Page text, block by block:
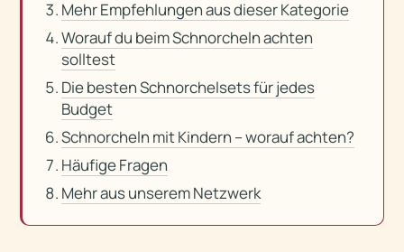
Mehr Empfehlungen aus dieser Kategorie
Worauf du beim Schnorcheln achten
solltest
Die besten Schnorchelsets für jedes
Budget
Schnorcheln mit Kindern – worauf achten?
Häufige Fragen
Mehr aus unserem Netzwerk